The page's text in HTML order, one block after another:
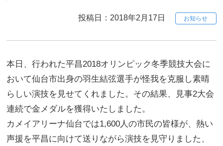
投稿日：2018年2月17日 お知らせ
本日、行われた平昌2018オリンピック冬季競技大会に
おいて仙台市出身の羽生結弦選手が怪我を克服し素晴
らしい演技を見せてくれました。その結果、見事2大会
連続で金メダルを獲得いたしました。
カメイアリーナ仙台では1,600人の市民の皆様が、熱い
声援を平昌に向けて送りながら演技を見守りました、